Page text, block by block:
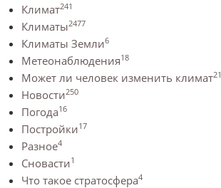
Климат241
Климаты2477
Климаты Земли6
Метеонаблюдения18
Может ли человек изменить климат21
Новости250
Погода16
Постройки17
Разное4
Сновасти1
Что такое стратосфера4